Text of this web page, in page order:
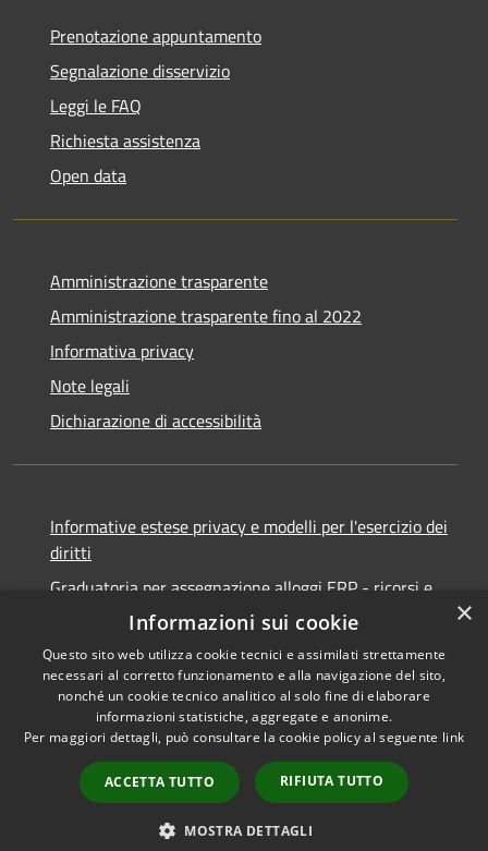
Prenotazione appuntamento
Segnalazione disservizio
Leggi le FAQ
Richiesta assistenza
Open data
Amministrazione trasparente
Amministrazione trasparente fino al 2022
Informativa privacy
Note legali
Dichiarazione di accessibilità
Informative estese privacy e modelli per l'esercizio dei
diritti
Graduatoria per assegnazione alloggi ERP - ricorsi e
Accessibilità
Copyright © 2026 • Comune di
Ancona • Powered by
Municipium•
Accesso
redazione
×
Informazioni sui cookie
Questo sito web utilizza cookie tecnici e assimilati strettamente
necessari al corretto funzionamento e alla navigazione del sito,
nonché un cookie tecnico analitico al solo fine di elaborare
informazioni statistiche, aggregate e anonime.
Per maggiori dettagli, può consultare la cookie policy al seguente link
ACCETTA TUTTO RIFIUTA TUTTO
MOSTRA DETTAGLI